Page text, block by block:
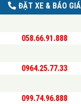
ĐẶT XE & BÁO GIÁ
058.66.91.888
0964.25.77.33
099.74.96.888